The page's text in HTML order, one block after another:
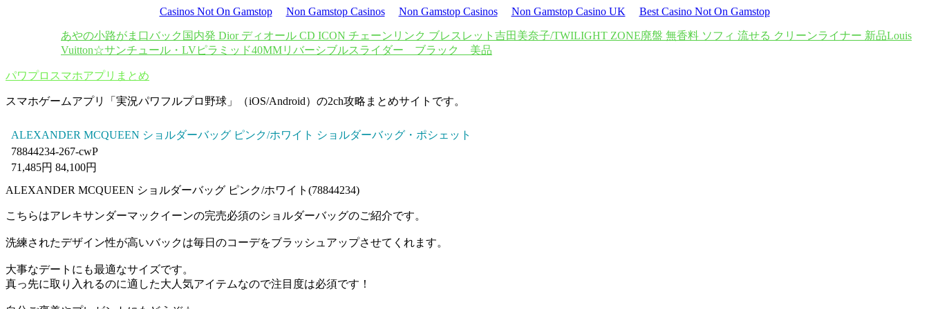
Casinos Not On Gamstop Non Gamstop Casinos Non Gamstop Casinos Non Gamstop Casino UK Best Casino Not On Gamstop
あやの小路がま口バック 国内発 Dior ディオール CD ICON チェーンリンク ブレスレット 吉田美奈子/TWILIGHT ZONE廃盤 無香料 ソフィ 流せる クリーンライナー 新品Louis
Vuitton☆サンチュール・LVピラミッド40MMリバーシブルスライダー ブラック 美品
パワプロスマホアプリまとめ
スマホゲームアプリ「実況パワフルプロ野球」（iOS/Android）の2ch攻略まとめサイトです。
ALEXANDER MCQUEEN ショルダーバッグ ピンク/ホワイト ショルダーバッグ・ポシェット
78844234-267-cwP
71,485円 84,100円
ALEXANDER MCQUEEN ショルダーバッグ ピンク/ホワイト(78844234)
こちらはアレキサンダーマックイーンの完売必須のショルダーバッグのご紹介です。
洗練されたデザイン性が高いバックは毎日のコーデをブラッシュアップさせてくれます。
大事なデートにも最適なサイズです。
真っ先に取り入れるのに適した大人気アイテムなので注目度は必須です！